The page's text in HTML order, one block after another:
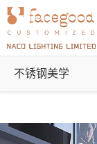
不锈钢美学